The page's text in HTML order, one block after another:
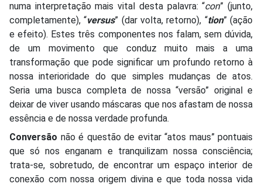
numa interpretação mais vital desta palavra: “con” (junto,
completamente), “versus” (dar volta, retorno), “tion” (ação
e efeito). Estes três componentes nos falam, sem dúvida,
de um movimento que conduz muito mais a uma
transformação que pode significar um profundo retorno à
nossa interioridade do que simples mudanças de atos.
Seria uma busca completa de nossa “versão” original e
deixar de viver usando máscaras que nos afastam de nossa
essência e de nossa verdade profunda.
Conversão não é questão de evitar “atos maus” pontuais
que só nos enganam e tranquilizam nossa consciência;
trata-se, sobretudo, de encontrar um espaço interior de
conexão com nossa origem divina e que toda nossa vida